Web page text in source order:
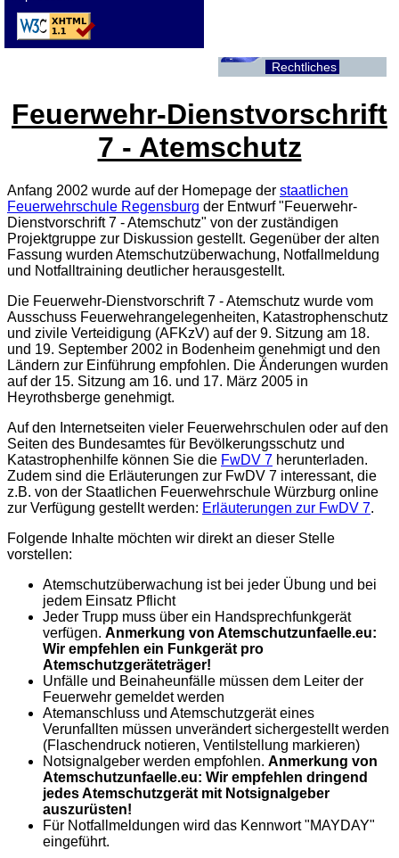
Rechtliches
Feuerwehr-Dienstvorschrift
7 - Atemschutz
Anfang 2002 wurde auf der Homepage der staatlichen
Feuerwehrschule Regensburg der Entwurf "Feuerwehr-
Dienstvorschrift 7 - Atemschutz" von der zuständigen
Projektgruppe zur Diskussion gestellt. Gegenüber der alten
Fassung wurden Atemschutzüberwachung, Notfallmeldung
und Notfalltraining deutlicher herausgestellt.
Die Feuerwehr-Dienstvorschrift 7 - Atemschutz wurde vom
Ausschuss Feuerwehrangelegenheiten, Katastrophenschutz
und zivile Verteidigung (AFKzV) auf der 9. Sitzung am 18.
und 19. September 2002 in Bodenheim genehmigt und den
Ländern zur Einführung empfohlen. Die Änderungen wurden
auf der 15. Sitzung am 16. und 17. März 2005 in
Heyrothsberge genehmigt.
Auf den Internetseiten vieler Feuerwehrschulen oder auf den
Seiten des Bundesamtes für Bevölkerungsschutz und
Katastrophenhilfe können Sie die FwDV 7 herunterladen.
Zudem sind die Erläuterungen zur FwDV 7 interessant, die
z.B. von der Staatlichen Feuerwehrschule Würzburg online
zur Verfügung gestellt werden: Erläuterungen zur FwDV 7.
Folgende Inhalte möchten wir direkt an dieser Stelle
vorstellen:
Atemschutzüberwachung ist bei jeder Übung und bei
jedem Einsatz Pflicht
Jeder Trupp muss über ein Handsprechfunkgerät
verfügen. Anmerkung von Atemschutzunfaelle.eu:
Wir empfehlen ein Funkgerät pro
Atemschutzgeräteträger!
Unfälle und Beinaheunfälle müssen dem Leiter der
Feuerwehr gemeldet werden
Atemanschluss und Atemschutzgerät eines
Verunfallten müssen unverändert sichergestellt werden
(Flaschendruck notieren, Ventilstellung markieren)
Notsignalgeber werden empfohlen. Anmerkung von
Atemschutzunfaelle.eu: Wir empfehlen dringend
jedes Atemschutzgerät mit Notsignalgeber
auszurüsten!
Für Notfallmeldungen wird das Kennwort "MAYDAY"
eingeführt.